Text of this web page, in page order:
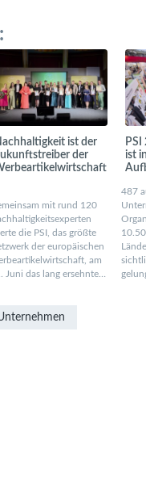
ist der
der
mit rund 120
die PSI, das größte
der europäischen
am
Juni das lang ersehnte…
PSI
ist in
487